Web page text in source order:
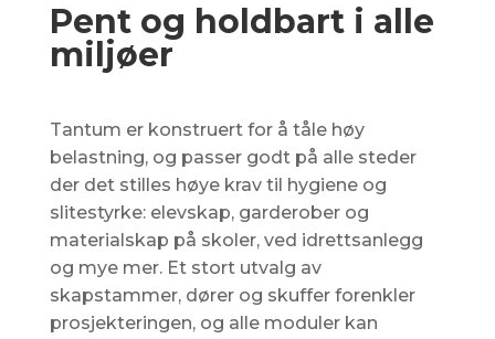
Pent og holdbart i alle
miljøer
Tantum er konstruert for å tåle høy
belastning, og passer godt på alle steder
der det stilles høye krav til hygiene og
slitestyrke: elevskap, garderober og
materialskap på skoler, ved idrettsanlegg
og mye mer. Et stort utvalg av
skapstammer, dører og skuffer forenkler
prosjekteringen, og alle moduler kan